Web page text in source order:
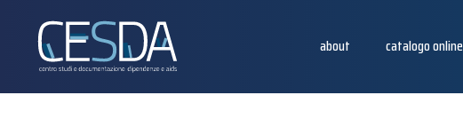
about catalogo online